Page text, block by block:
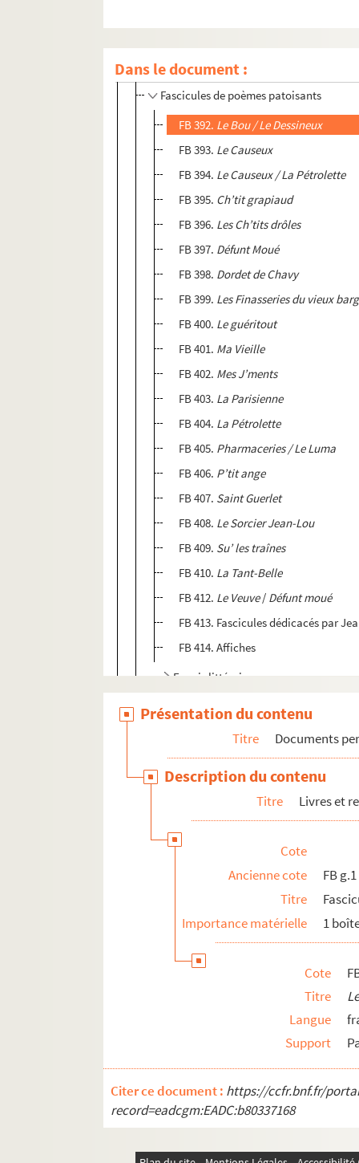
Dans le document :
Livres et recueils personnels
Fascicules de poèmes patoisants
FB 392. Le Bou / Le Dessineux
FB 393. Le Causeux
FB 394. Le Causeux / La Pétrolette
FB 395. Ch’tit grapiaud
FB 396. Les Ch’tits drôles
FB 397. Défunt Moué
FB 398. Dordet de Chavy
FB 399. Les Finasseries du vieux
FB 400. Le guéritout
FB 401. Ma Vieille
FB 402. Mes J’ments
FB 403. La Parisienne
FB 404. La Pétrolette
FB 405. Pharmaceries/Le Luma
FB 406. P’tit ange
FB 407. Saint Guerlet
FB 408. Le Sorcier Jean-Lou
FB 409. Su’ les traînes
FB 410. La Tant-Belle
FB 412. Le Veuve/ Défunt moué
FB 413. Fascicules dédicacés par
FB 414. Affiches
Envois littéraires
Objets personnels
Présentation du contenu
Titre Documents
Description du contenu
Titre Livres et
Cote
Ancienne cote
FB
Titre
Importance matérielle
1
Cote
Titre
Langue
Support
Citer ce document : https://ccfr.bnf.fr/
record=eadcgm:EADC:b80337168